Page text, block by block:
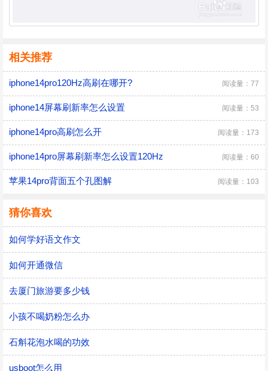
相关推荐
iphone14pro120Hz高刷在哪开? 阅读量：77
iphone14屏幕刷新率怎么设置 阅读量：53
iphone14pro高刷怎么开 阅读量：173
iphone14pro屏幕刷新率怎么设置120Hz 阅读量：60
苹果14pro背面五个孔图解 阅读量：103
猜你喜欢
如何学好语文作文
如何开通微信
去厦门旅游要多少钱
小孩不喝奶粉怎么办
石斛花泡水喝的功效
usboot怎么用